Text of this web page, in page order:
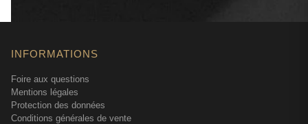
INFORMATIONS
Foire aux questions
Mentions légales
Protection des données
Conditions générales de vente